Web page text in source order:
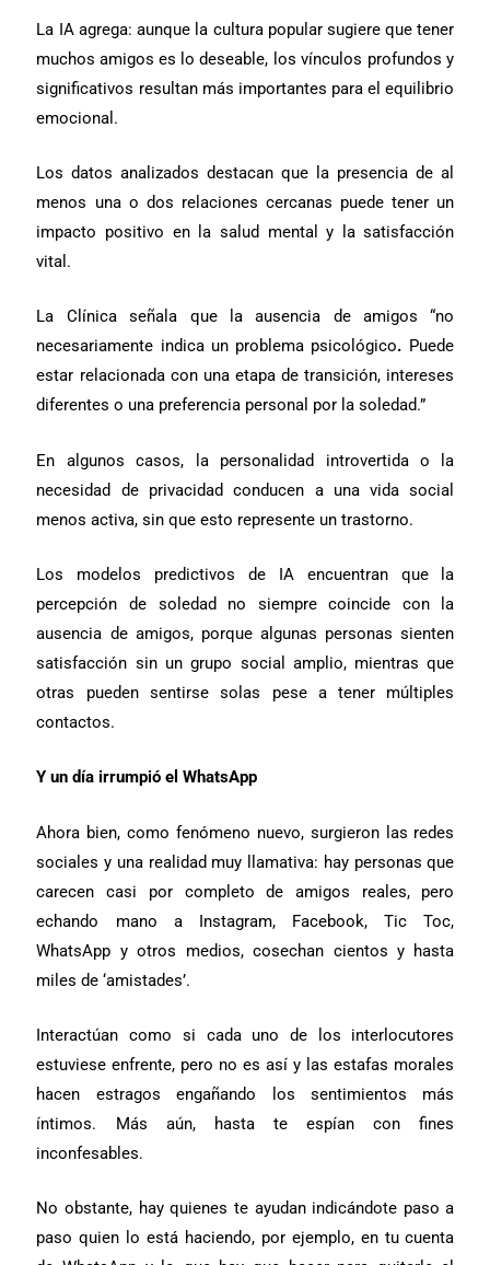
La IA agrega: aunque la cultura popular sugiere que tener
muchos amigos es lo deseable, los vínculos profundos y
significativos resultan más importantes para el equilibrio
emocional.
Los datos analizados destacan que la presencia de al
menos una o dos relaciones cercanas puede tener un
impacto positivo en la salud mental y la satisfacción
vital.
La Clínica señala que la ausencia de amigos “no
necesariamente indica un problema psicológico. Puede
estar relacionada con una etapa de transición, intereses
diferentes o una preferencia personal por la soledad.”
En algunos casos, la personalidad introvertida o la
necesidad de privacidad conducen a una vida social
menos activa, sin que esto represente un trastorno.
Los modelos predictivos de IA encuentran que la
percepción de soledad no siempre coincide con la
ausencia de amigos, porque algunas personas sienten
satisfacción sin un grupo social amplio, mientras que
otras pueden sentirse solas pese a tener múltiples
contactos.
Y un día irrumpió el WhatsApp
Ahora bien, como fenómeno nuevo, surgieron las redes
sociales y una realidad muy llamativa: hay personas que
carecen casi por completo de amigos reales, pero
echando mano a Instagram, Facebook, Tic Toc,
WhatsApp y otros medios, cosechan cientos y hasta
miles de ‘amistades’.
Interactúan como si cada uno de los interlocutores
estuviese enfrente, pero no es así y las estafas morales
hacen estragos engañando los sentimientos más
íntimos. Más aún, hasta te espían con fines
inconfesables.
No obstante, hay quienes te ayudan indicándote paso a
paso quien lo está haciendo, por ejemplo, en tu cuenta